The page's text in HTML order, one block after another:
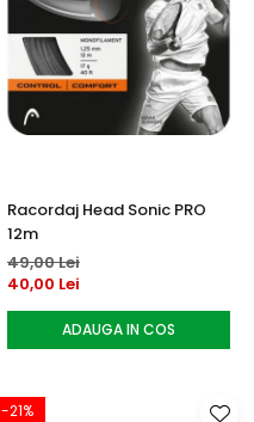
Racordaj Head Sonic PRO
12m
49,00 Lei
40,00 Lei
ADAUGA IN COS
-21%